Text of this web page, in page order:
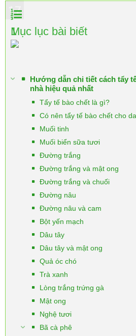
1
Mục lục bài biết
Hướng dẫn chi tiết cách tẩy
nhà hiệu quả nhất
Tẩy tế bào chết là gì?
Có nên tẩy tế bào chết cho
Muối tinh
Muối biển sữa tươi
Đường trắng
Đường trắng và mật ong
Đường trắng và chuối
Đường nâu
Đường nâu và cam
Bột yến mạch
Dâu tây
Dâu tây và mật ong
Quả óc chó
Trà xanh
Lòng trắng trứng gà
Mật ong
Nghệ tươi
Bã cà phê
2
3
4
5
6
7
8
9
10
11
12
13
14
15
16
17